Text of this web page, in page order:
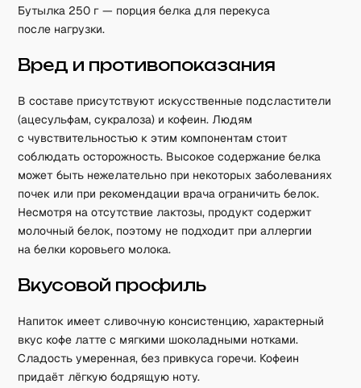
Бутылка 250 г — порция белка для перекуса
после нагрузки.
Вред и противопоказания
В составе присутствуют искусственные подсластители
(ацесульфам, сукралоза) и кофеин. Людям
с чувствительностью к этим компонентам стоит
соблюдать осторожность. Высокое содержание белка
может быть нежелательно при некоторых заболеваниях
почек или при рекомендации врача ограничить белок.
Несмотря на отсутствие лактозы, продукт содержит
молочный белок, поэтому не подходит при аллергии
на белки коровьего молока.
Вкусовой профиль
Напиток имеет сливочную консистенцию, характерный
вкус кофе латте с мягкими шоколадными нотками.
Сладость умеренная, без привкуса горечи. Кофеин
придаёт лёгкую бодрящую ноту.